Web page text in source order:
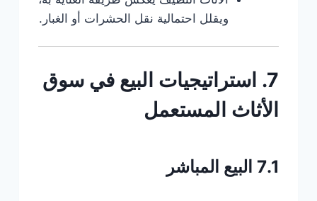
ويقلل احتمالية نقل الحشرات أو الغبار.
7. استراتيجيات البيع في سوق
الأثاث المستعمل
7.1 البيع المباشر